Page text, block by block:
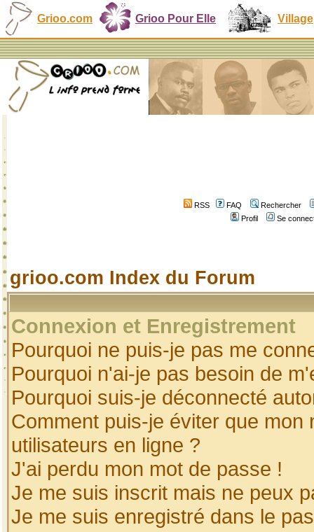
Grioo.com Grioo Pour Elle Village
RSS FAQ
Rechercher
Profil
Se
grioo.com Index du Forum
Connexion et Enregistrement
Pourquoi ne puis-je pas me
Pourquoi n'ai-je pas besoin de
Pourquoi suis-je déconnecté
Comment puis-je éviter que
utilisateurs en ligne ?
J'ai perdu mon mot de passe !
Je me suis inscrit mais ne peux
Je me suis enregistré dans le